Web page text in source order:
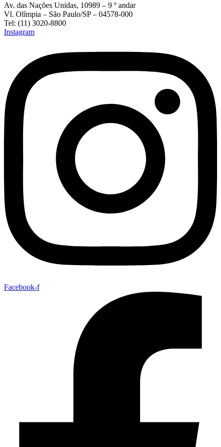
Av. das Nações Unidas, 10989 – 9 º andar
Vl. Olímpia – São Paulo/SP – 04578-000
Tel: (11) 3020-8800
Instagram
Facebook-f